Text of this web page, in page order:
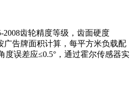
2008齿轮精度等级，齿面硬度
广告牌面积计算，每平方米负载配
度误差应≤0.5°，通过霍尔传感器实